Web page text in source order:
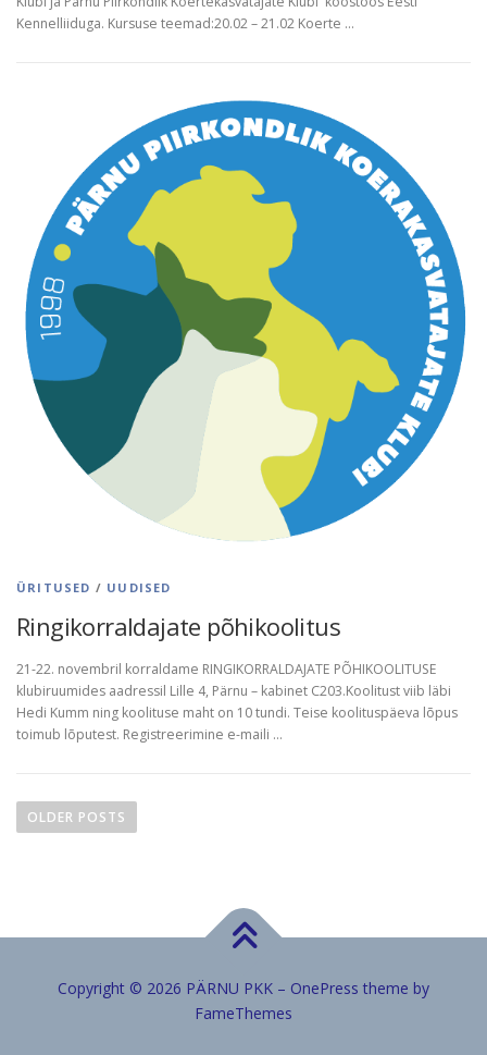
Kennelliiduga. Kursuse teemad:20.02 – 21.02 Koerte …
ÜRITUSED / UUDISED
Ringikorraldajate põhikoolitus
21-22. novembril korraldame RINGIKORRALDAJATE PÕHIKOOLITUSE
klubiruumides aadressil Lille 4, Pärnu – kabinet C203.Koolitust viib läbi
Hedi Kumm ning koolituse maht on 10 tundi. Teise koolituspäeva lõpus
toimub lõputest. Registreerimine e-maili …
oOLDER POSTS
Copyright © 2026 PÄRNU PKK – OnePress theme by
FameThemes